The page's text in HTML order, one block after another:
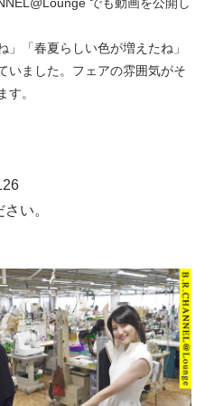
「春夏らしい色が増えたね」
いました。フェアの雰囲気がそ
。
い。